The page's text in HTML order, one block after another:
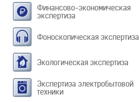
Финансово-экономическая
экспертиза
Фоноскопическая экспертиза
Экологическая экспертиза
Экспертиза электробытовой
техники